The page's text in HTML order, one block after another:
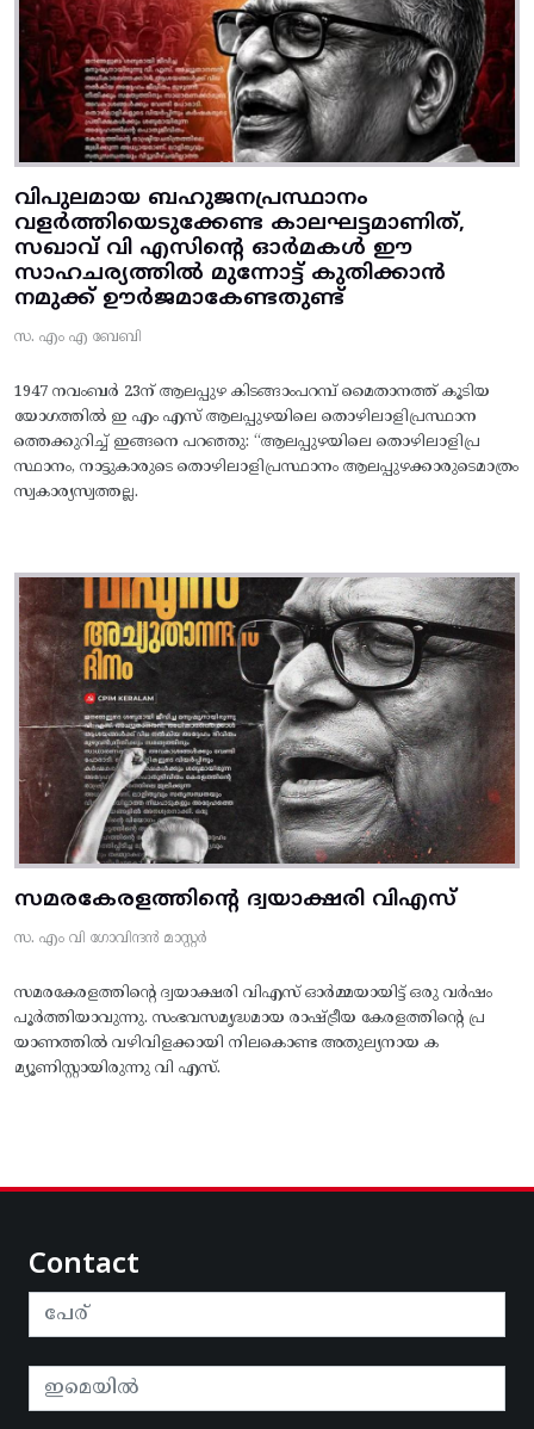
വിപുലമായ ബഹുജനപ്രസ്ഥാനം
വളർത്തിയെടുക്കേണ്ട കാലഘട്ടമാണിത്,
സഖാവ് വി എസിന്റെ ഓർമകൾ ഈ
സാഹചര്യത്തിൽ മുന്നോട്ട്‌ കുതിക്കാൻ
നമുക്ക് ഊർജമാകേണ്ടതുണ്ട്
സ. എം എ ബേബി
1947 നവംബർ 23ന് ആലപ്പുഴ കിടങ്ങാംപറമ്പ്‌ മൈതാനത്ത്‌ കൂടിയ
യോഗത്തിൽ ഇ എം എസ് ആലപ്പുഴയിലെ തൊഴിലാളിപ്രസ്ഥാന
ത്തെക്കുറിച്ച് ഇങ്ങനെ പറഞ്ഞു: “ആലപ്പുഴയിലെ തൊഴിലാളിപ്ര
സ്ഥാനം, നാട്ടുകാരുടെ തൊഴിലാളിപ്രസ്ഥാനം ആലപ്പുഴക്കാരുടെമാത്രം
സ്വകാര്യസ്വത്തല്ല.
സമരകേരളത്തിൻ്റെ ദ്വയാക്ഷരി വിഎസ്
സ. എം വി ഗോവിന്ദൻ മാസ്റ്റർ
സമരകേരളത്തിൻ്റെ ദ്വയാക്ഷരി വിഎസ് ഓർമ്മയായിട്ട് ഒരു വർഷം
പൂർത്തിയാവുന്നു. സംഭവസമൃദ്ധമായ രാഷ്ട്രീയ കേരളത്തിന്റെ പ്ര
യാണത്തിൽ വഴിവിളക്കായി നിലകൊണ്ട അതുല്യനായ ക
മ്യൂണിസ്റ്റായിരുന്നു വി എസ്.
Contact